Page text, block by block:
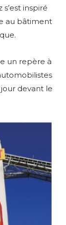
inspiré
au bâtiment
un repère à
devant le